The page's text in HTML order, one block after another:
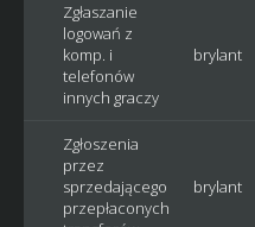
Zgłaszanie
logowań z
komp. i
telefonów
innych graczy
brylant
Zgłoszenia
przez
sprzedającego
przepłaconych
brylant